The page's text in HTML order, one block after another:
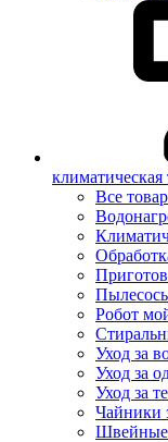
климатическая
Все
Робот
Уход за
Уход за
Уход за
Чайники